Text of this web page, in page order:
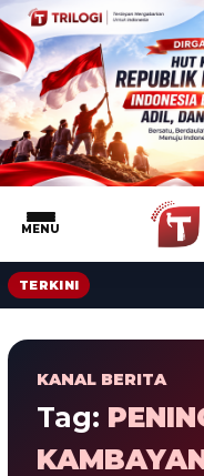
MENU
TERKINI
KANAL BERITA
Tag: